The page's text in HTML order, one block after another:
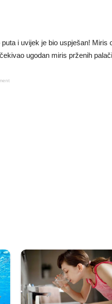
i uvijek je bio uspješan! Miris
ugodan miris prženih